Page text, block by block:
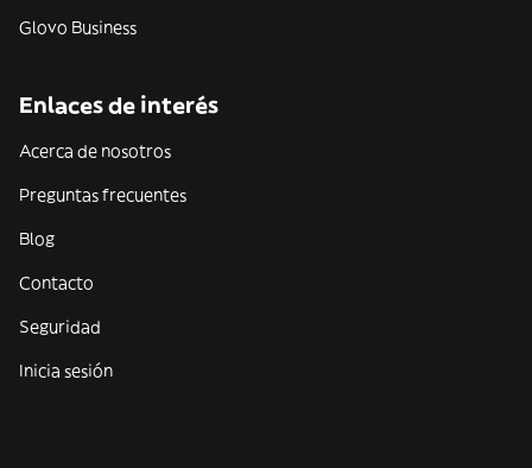
Glovo Business
Enlaces de interés
Acerca de nosotros
Preguntas frecuentes
Blog
Contacto
Seguridad
Inicia sesión